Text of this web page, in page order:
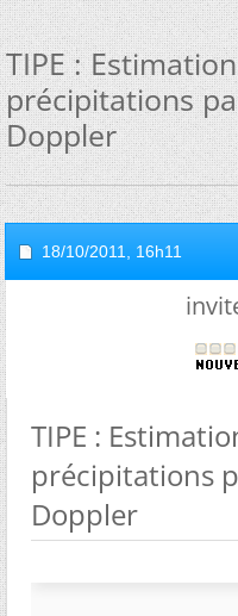
TIPE :
précipitations
Doppler
18/10/2011, 16h11
TIPE :
précipitations
Doppler